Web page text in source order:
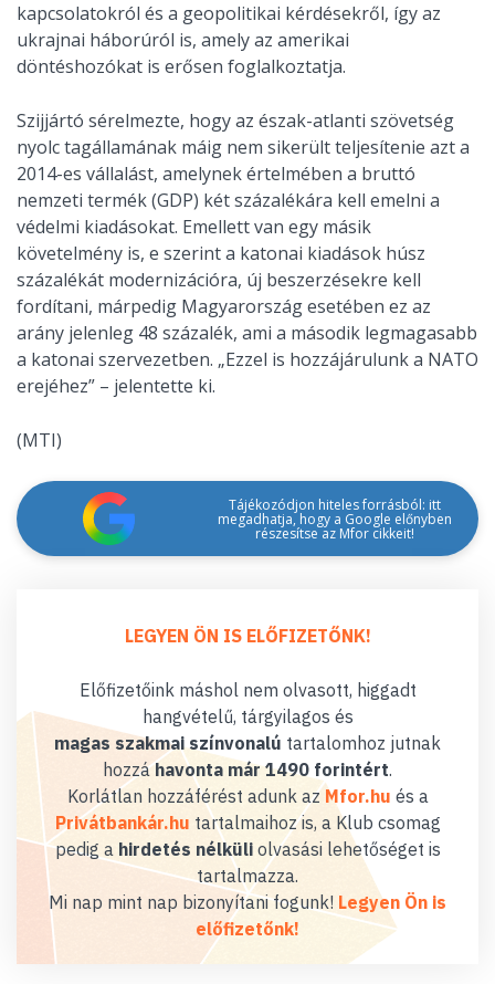
kapcsolatokról és a geopolitikai kérdésekről, így az
ukrajnai háborúról is, amely az amerikai
döntéshozókat is erősen foglalkoztatja.
Szijjártó sérelmezte, hogy az észak-atlanti szövetség
nyolc tagállamának máig nem sikerült teljesítenie azt a
2014-es vállalást, amelynek értelmében a bruttó
nemzeti termék (GDP) két százalékára kell emelni a
védelmi kiadásokat. Emellett van egy másik
követelmény is, e szerint a katonai kiadások húsz
százalékát modernizációra, új beszerzésekre kell
fordítani, márpedig Magyarország esetében ez az
arány jelenleg 48 százalék, ami a második legmagasabb
a katonai szervezetben. „Ezzel is hozzájárulunk a NATO
erejéhez” – jelentette ki.
(MTI)
Tájékozódjon hiteles forrásból: itt
megadhatja, hogy a Google előnyben
részesítse az Mfor cikkeit!
LEGYEN ÖN IS ELŐFIZETŐNK!
Előfizetőink máshol nem olvasott, higgadt
hangvételű, tárgyilagos és
magas szakmai színvonalú tartalomhoz jutnak
hozzáhavonta már 1490 forintért.
Korlátlan hozzáférést adunk az Mfor.hu és a
Privátbankár.hu tartalmaihoz is, a Klub csomag
pedig a hirdetés nélküliolvasási lehetőséget is
tartalmazza.
Mi nap mint nap bizonyítani fogunk! Legyen Ön is
előfizetőnk!